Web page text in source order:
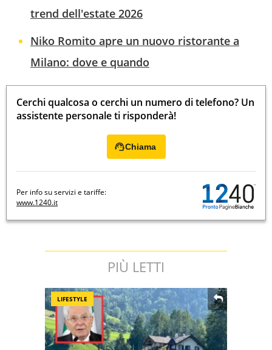
trend dell'estate 2026
Niko Romito apre un nuovo ristorante a
Milano: dove e quando
Cerchi qualcosa o cerchi un numero di telefono? Un
assistente personale ti risponderà!
Chiama
Per info su servizi e tariffe:
www.1240.it
PIÙ LETTI
LIFESTYLE